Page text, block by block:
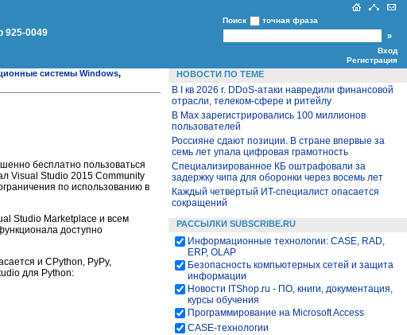
925-0049
Поиск точная фраза
Вход
Регистрация
системы Windows,
бесплатно пользоваться
Visual Studio 2015 Community
по использованию в
Studio Marketplace и всем
доступно
и CPython, PyPy,
для Python:
НОВОСТИ ПО ТЕМЕ
В I кв 2026 г. DDoS-атаки навредили финансовой
отрасли, телеком-сфере и ритейлу
В Max зарегистрировались 100 миллионов
пользователей
Россияне сдают позиции. В стране впервые за
семь лет упала цифровая грамотность
Специализированное КБ оштрафовали за
задержку чипа для оборонки через восемь лет
Каждый четвертый ИT-специалист опасается
сокращений
РАССЫЛКИ SUBSCRIBE.RU
Информационные технологии: CASE, RAD,
ERP, OLAP
Безопасность компьютерных сетей и защита
информации
Новости ITShop.ru - ПО, книги, документация,
курсы обучения
Программирование на Microsoft Access
CASE-технологии